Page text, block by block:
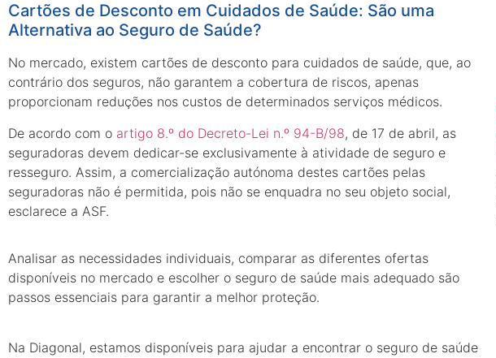
Cartões de Desconto em Cuidados de Saúde: São uma
Alternativa ao Seguro de Saúde?
No mercado, existem cartões de desconto para cuidados de saúde, que, ao
contrário dos seguros, não garantem a cobertura de riscos, apenas
proporcionam reduções nos custos de determinados serviços médicos.
De acordo com o artigo 8.º do Decreto-Lei n.º 94-B/98, de 17 de abril, as
seguradoras devem dedicar-se exclusivamente à atividade de seguro e
resseguro. Assim, a comercialização autónoma destes cartões pelas
seguradoras não é permitida, pois não se enquadra no seu objeto social,
esclarece a ASF.
Analisar as necessidades individuais, comparar as diferentes ofertas
disponíveis no mercado e escolher o seguro de saúde mais adequado são
passos essenciais para garantir a melhor proteção.
Na Diagonal, estamos disponíveis para ajudar a encontrar o seguro de saúde